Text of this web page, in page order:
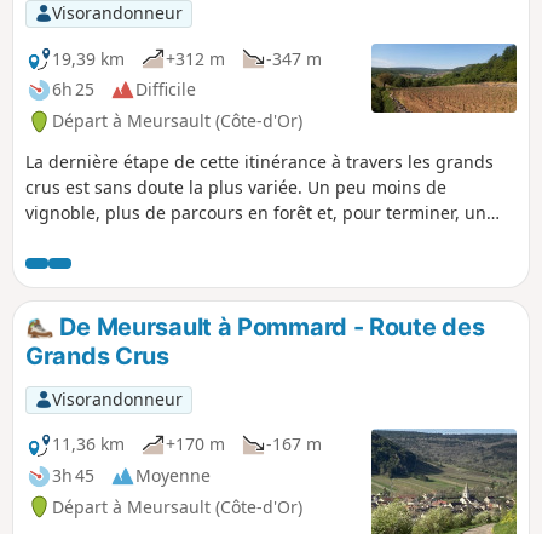
Visorandonneur
19,39 km
+312 m
-347 m
6h 25
Difficile
Départ à Meursault (Côte-d'Or)
La dernière étape de cette itinérance à travers les grands
crus est sans doute la plus variée. Un peu moins de
vignoble, plus de parcours en forêt et, pour terminer, un
De Meursault à Pommard - Route des
Grands Crus
Visorandonneur
11,36 km
+170 m
-167 m
3h 45
Moyenne
Départ à Meursault (Côte-d'Or)